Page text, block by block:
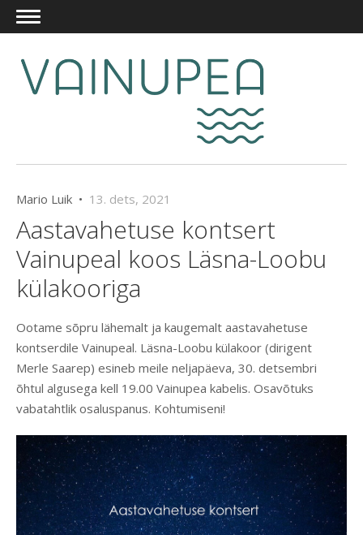
Mario Luik • 13. dets, 2021
Aastavahetuse kontsert
Vainupeal koos Läsna-Loobu
külakooriga
Ootame sõpru lähemalt ja kaugemalt aastavahetuse
kontserdile Vainupeal. Läsna-Loobu külakoor (dirigent
Merle Saarep) esineb meile neljapäeva, 30. detsembri
õhtul algusega kell 19.00 Vainupea kabelis. Osavõtuks
vabatahtlik osaluspanus. Kohtumiseni!